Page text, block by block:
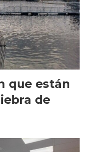
que están
de